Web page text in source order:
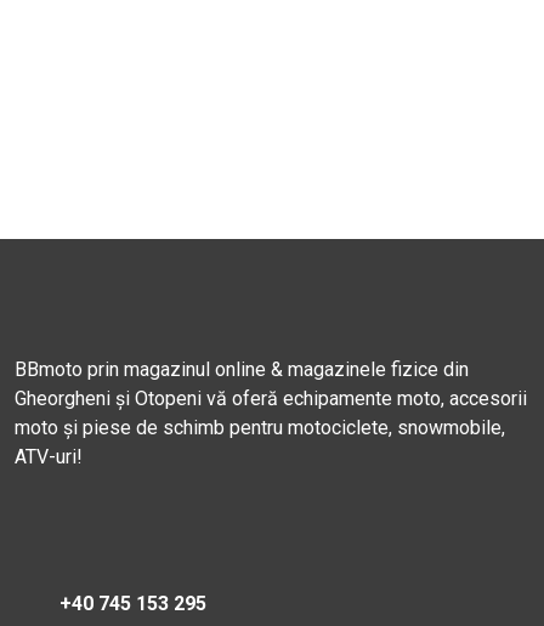
BBmoto prin magazinul online & magazinele fizice din
Gheorgheni și Otopeni vă oferă echipamente moto, accesorii
moto și piese de schimb pentru motociclete, snowmobile,
ATV-uri!
+40 745 153 295